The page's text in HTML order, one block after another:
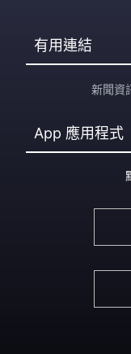
有用連結
新聞資
App 應用程式